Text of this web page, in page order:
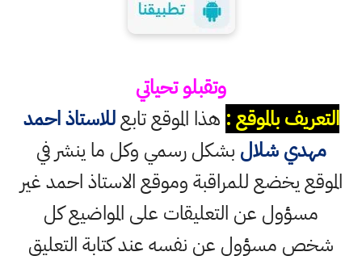
وتقبلو تحياتي
التعريف بالموقع : هذا الموقع تابعللاستاذ احمد
مهدي شلال بشكل رسمي وكل ما ينشر في
الموقع يخضع للمراقبة وموقع الاستاذ احمد غير
مسؤول عن التعليقات على المواضيع كل
شخص مسؤول عن نفسه عند كتابة التعليق